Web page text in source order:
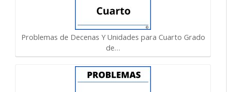
Problemas de Decenas Y Unidades para Cuarto Grado
de…